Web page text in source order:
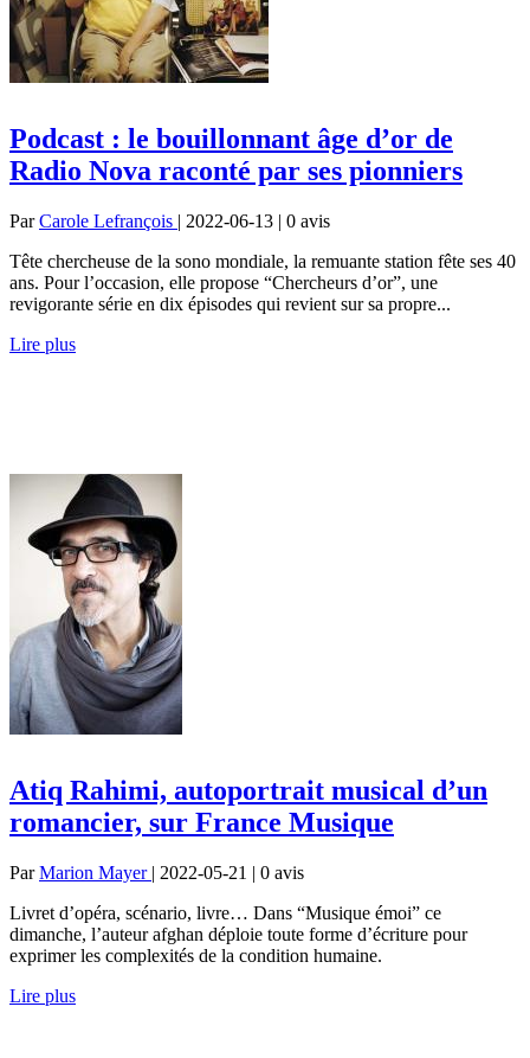
Podcast : le bouillonnant âge d’or de
Radio Nova raconté par ses pionniers
ParCarole Lefrançois | 2022-06-13 | 0 avis
Tête chercheuse de la sono mondiale, la remuante station fête ses 40
ans. Pour l’occasion, elle propose “Chercheurs d’or”, une
revigorante série en dix épisodes qui revient sur sa propre...
Lire plus
Atiq Rahimi, autoportrait musical d’un
romancier, sur France Musique
ParMarion Mayer | 2022-05-21 | 0 avis
Livret d’opéra, scénario, livre… Dans “Musique émoi” ce
dimanche, l’auteur afghan déploie toute forme d’écriture pour
exprimer les complexités de la condition humaine.
Lire plus